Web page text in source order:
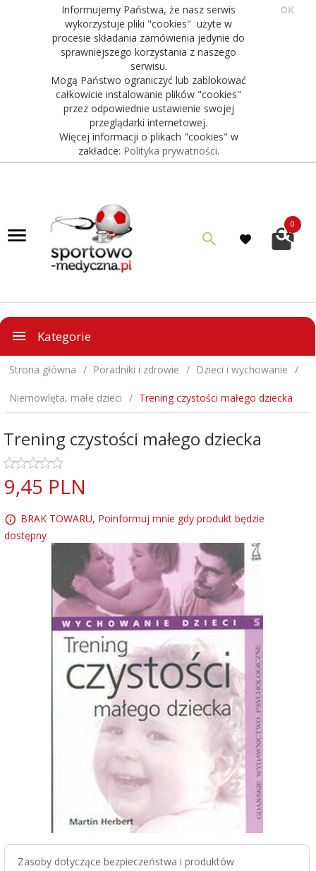
Informujemy Państwa, że nasz serwis
wykorzystuje pliki "cookies" użyte w
procesie składania zamówienia jedynie do
sprawniejszego korzystania z naszego
serwisu.
Mogą Państwo ograniczyć lub zablokować
całkowicie instalowanie plików "cookies"
przez odpowiednie ustawienie swojej
przeglądarki internetowej.
Więcej informacji o plikach "cookies" w
zakładce: Polityka prywatności.
OK
0
Kategorie
Strona główna Poradniki i zdrowie Dzieci i wychowanie
Niemowlęta, małe dzieci Trening czystości małego dziecka
Trening czystości małego dziecka
9,45 PLN
BRAK TOWARU, Poinformuj mnie gdy produkt będzie
dostępny
Zasoby dotyczące bezpieczeństwa i produktów